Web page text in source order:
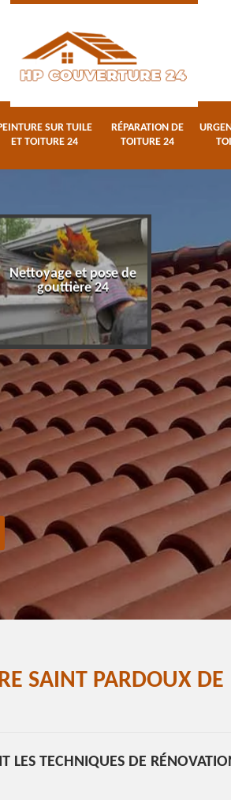
SUR TUILE
ET TOITURE 24
RÉPARATION DE
TOITURE 24
Nettoyage et pose de
gouttière 24
SAINT PARDOUX DE
LES TECHNIQUES DE